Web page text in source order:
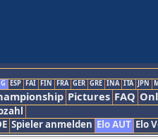
ESP FAI FIN FRA GER GRE INA ITA JPN
Pictures FAQ
Spieler anmelden Elo AUT Elo